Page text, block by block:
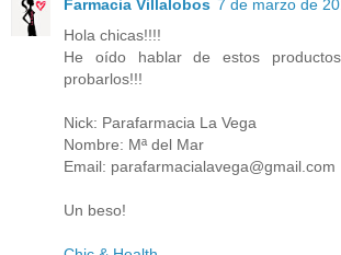
Farmacia Villalobos 7 de marzo de
Hola chicas!!!!
He oído hablar de estos
probarlos!!!
Nick: Parafarmacia La Vega
Nombre: Mª del Mar
Email: parafarmacialavega@gmail.com
Un beso!